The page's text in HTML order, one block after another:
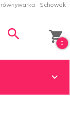
Schowek
0